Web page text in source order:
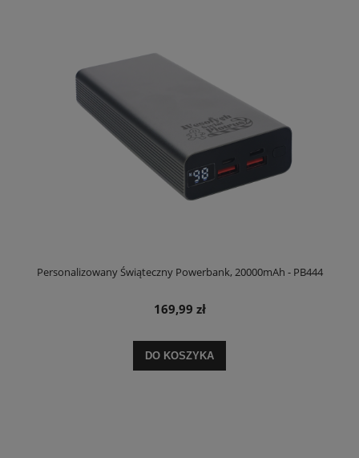
Personalizowany Świąteczny Powerbank, 20000mAh - PB444
169,99 zł
DO KOSZYKA